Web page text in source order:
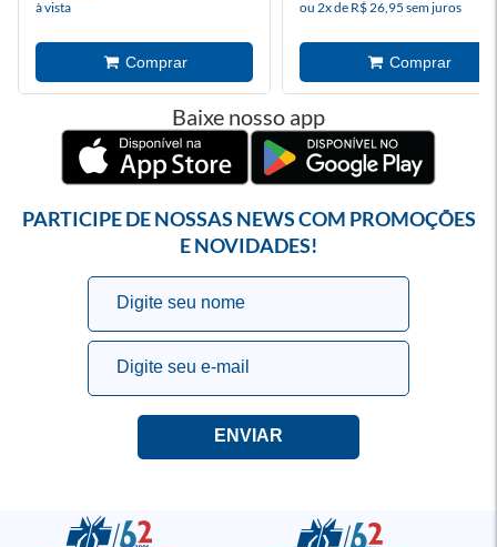
à vista ou 2x de R$ 26,95 sem juros
Baixe nosso app
PARTICIPE DE NOSSAS NEWS COM PROMOÇÕES
E NOVIDADES!